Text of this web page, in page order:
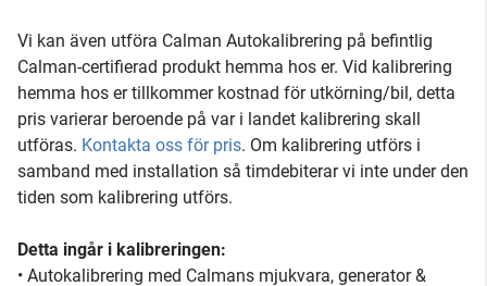
Vi kan även utföra Calman Autokalibrering på befintlig
Calman-certifierad produkt hemma hos er. Vid kalibrering
hemma hos er tillkommer kostnad för utkörning/bil, detta
pris varierar beroende på var i landet kalibrering skall
utföras. Kontakta oss för pris. Om kalibrering utförs i
samband med installation så timdebiterar vi inte under den
tiden som kalibrering utförs.
Detta ingår i kalibreringen:
• Autokalibrering med Calmans mjukvara, generator &